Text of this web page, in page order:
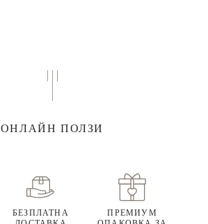
ОНЛАЙН ПОЛЗИ
БЕЗПЛАТНА
ПРЕМИУМ